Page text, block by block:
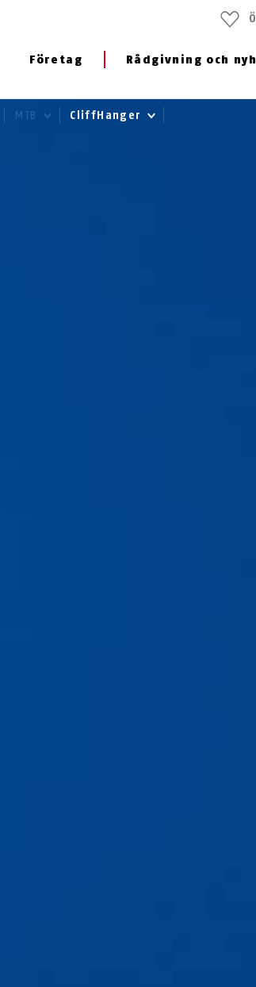
Företag Rådgivning och
MTB CliffHanger